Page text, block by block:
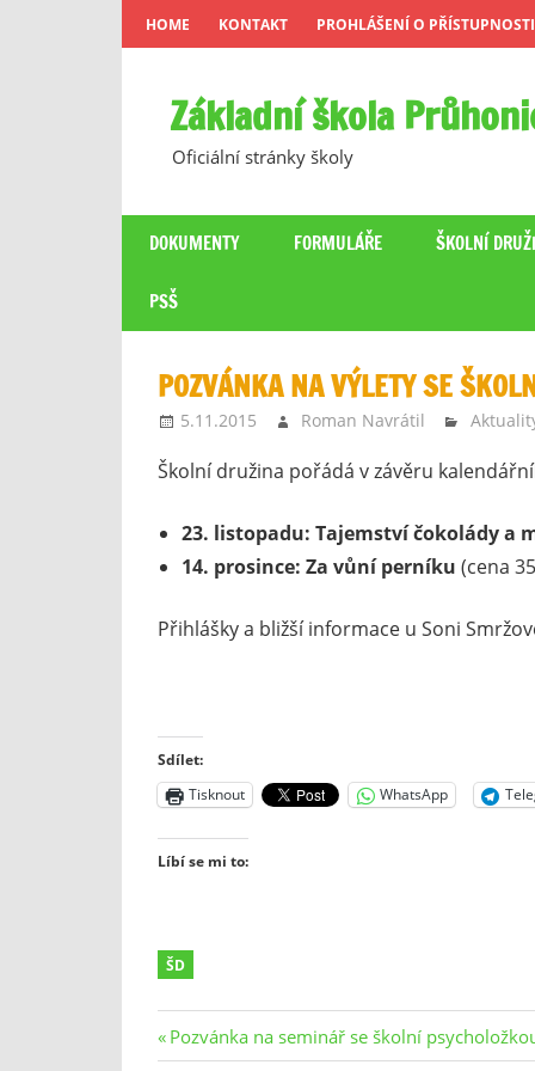
Skip
to
HOME KONTAKT PROHLÁŠENÍ O PŘÍSTUPNOSTI
Základní škola
Oficiální stránky školy
DOKUMENTY FORMULÁŘE ŠKOLNÍ
PSŠ
POZVÁNKA NA VÝLETY SE
5.11.2015 Roman Navrátil
Školní družina pořádá v závěru
23. listopadu: Tajemství čokolády a
14. prosince: Za vůní perníku (cena
Přihlášky a bližší informace u Soni
Sdílet:
Tisknout
WhatsApp
Líbí se mi to:
ŠD
Navigace
Previous
Post:
Pozvánka na seminář se školní